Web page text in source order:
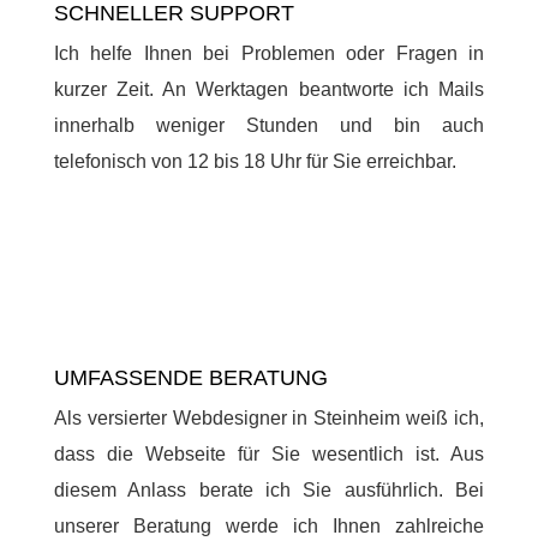
SCHNELLER SUPPORT
Ich helfe Ihnen bei Problemen oder Fragen in
kurzer Zeit. An Werktagen beantworte ich Mails
innerhalb weniger Stunden und bin auch
telefonisch von 12 bis 18 Uhr für Sie erreichbar.
UMFASSENDE BERATUNG
Als versierter Webdesigner in Steinheim weiß ich,
dass die Webseite für Sie wesentlich ist. Aus
diesem Anlass berate ich Sie ausführlich. Bei
unserer Beratung werde ich Ihnen zahlreiche